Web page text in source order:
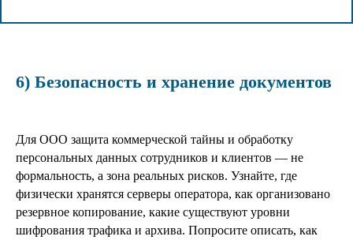
6) Безопасность и хранение документов
Для ООО защита коммерческой тайны и обработку
персональных данных сотрудников и клиентов — не
формальность, а зона реальных рисков. Узнайте, где
физически хранятся серверы оператора, как организовано
резервное копирование, какие существуют уровни
шифрования трафика и архива. Попросите описать, как